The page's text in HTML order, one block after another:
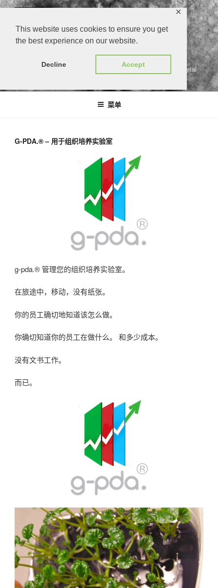
This website uses cookies to ensure you get
the best experience on our website.
Decline Accept
✕
跳
gärtners persönlicher digitaler assistent | growers personal digital
菜单
G-PDA.® – 用于组织培养实验室
g-pda.® 管理您的组织培养实验室。
在旅途中，移动，没有纸张。
你的员工确切地知道该怎么做。
你确切知道你的员工在做什么。 和多少成本。
没有文书工作。
而已。